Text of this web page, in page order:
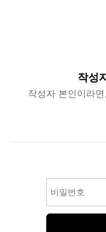
작성
작성자 본인이라